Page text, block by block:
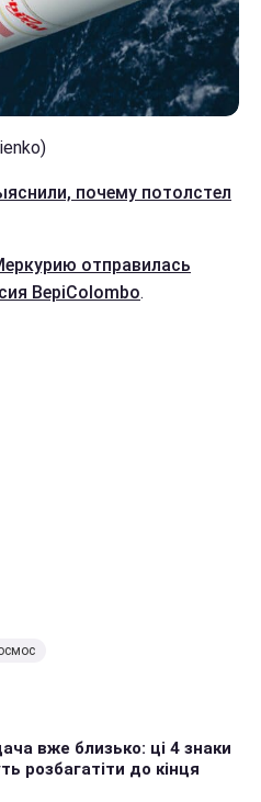
почему потолстел
отправилась
BepiColombo.
вже близько: ці 4 знаки
розбагатіти до кінця